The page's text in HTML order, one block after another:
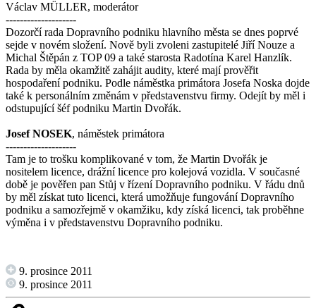
Václav MÜLLER, moderátor
--------------------
Dozorčí rada Dopravního podniku hlavního města se dnes poprvé
sejde v novém složení. Nově byli zvoleni zastupitelé Jiří Nouze a
Michal Štěpán z TOP 09 a také starosta Radotína Karel Hanzlík.
Rada by měla okamžitě zahájit audity, které mají prověřit
hospodaření podniku. Podle náměstka primátora Josefa Noska dojde
také k personálním změnám v představenstvu firmy. Odejít by měl i
odstupující šéf podniku Martin Dvořák.
Josef NOSEK, náměstek primátora
--------------------
Tam je to trošku komplikované v tom, že Martin Dvořák je
nositelem licence, drážní licence pro kolejová vozidla. V současné
době je pověřen pan Stůj v řízení Dopravního podniku. V řádu dnů
by měl získat tuto licenci, která umožňuje fungování Dopravního
podniku a samozřejmě v okamžiku, kdy získá licenci, tak proběhne
výměna i v představenstvu Dopravního podniku.
9. prosince 2011
9. prosince 2011